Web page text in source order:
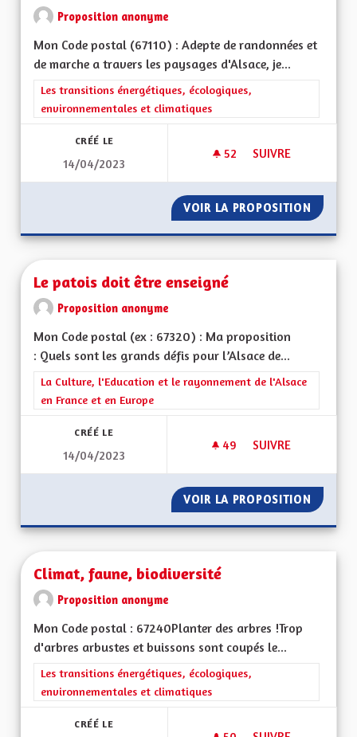
Proposition anonyme
Mon Code postal (67110) : Adepte de randonnées et
de marche a travers les paysages d'Alsace, je...
Filtrer les résultats de la catégorie : Les transitions
Les transitions énergétiques, écologiques,
environnementales et climatiques
CRÉÉ LE
14/04/2023
52 52 ABONNÉS
SUIVRE
VOIR LA PROPOSITION
Le patois doit être enseigné
Proposition anonyme
Mon Code postal (ex : 67320) : Ma proposition
: Quels sont les grands défis pour l’Alsace de...
Filtrer les résultats de la catégorie : La Culture, l'Education et
La Culture, l'Education et le rayonnement de l'Alsace
en France et en Europe
CRÉÉ LE
14/04/2023
49 49 ABONNÉS
SUIVRE
VOIR LA PROPOSITION LE
Climat, faune, biodiversité
Proposition anonyme
Mon Code postal : 67240Planter des arbres !Trop
d'arbres arbustes et buissons sont coupés le...
Filtrer les résultats de la catégorie : Les transitions
Les transitions énergétiques, écologiques,
environnementales et climatiques
CRÉÉ LE